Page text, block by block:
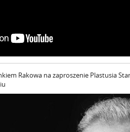
Rakowa na zaproszenie Plastusia